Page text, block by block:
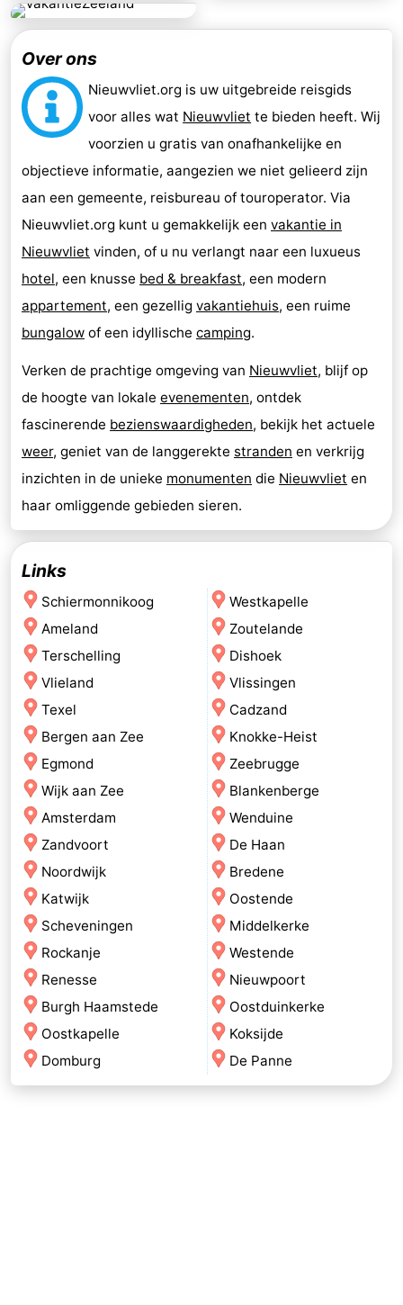
Over ons
Nieuwvliet.org is uw uitgebreide reisgids
voor alles wat Nieuwvliet te bieden heeft. Wij
voorzien u gratis van onafhankelijke en
objectieve informatie, aangezien we niet gelieerd zijn
aan een gemeente, reisbureau of touroperator. Via
Nieuwvliet.org kunt u gemakkelijk een vakantie in
Nieuwvliet vinden, of u nu verlangt naar een luxueus
hotel, een knusse bed & breakfast, een modern
appartement, een gezellig vakantiehuis, een ruime
bungalow of een idyllische camping.
Verken de prachtige omgeving van Nieuwvliet, blijf op
de hoogte van lokale evenementen, ontdek
fascinerende bezienswaardigheden, bekijk het actuele
weer, geniet van de langgerekte stranden en verkrijg
inzichten in de unieke monumenten die Nieuwvliet en
haar omliggende gebieden sieren.
Links
Schiermonnikoog
Ameland
Terschelling
Vlieland
Texel
Bergen aan Zee
Egmond
Wijk aan Zee
Amsterdam
Zandvoort
Noordwijk
Katwijk
Scheveningen
Rockanje
Renesse
Burgh Haamstede
Oostkapelle
Domburg
Westkapelle
Zoutelande
Dishoek
Vlissingen
Cadzand
Knokke-Heist
Zeebrugge
Blankenberge
Wenduine
De Haan
Bredene
Oostende
Middelkerke
Westende
Nieuwpoort
Oostduinkerke
Koksijde
De Panne